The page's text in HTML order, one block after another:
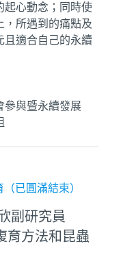
起心動念；同時使
，所遇到的痛點及
且適合自己的永續
參與暨永續發展
已圓滿結束）
副研究員
育方法和昆蟲